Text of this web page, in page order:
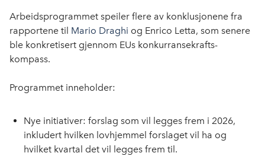
Arbeidsprogrammet speiler flere av konklusjonene fra
rapportene til Mario Draghi og Enrico Letta, som senere
ble konkretisert gjennom EUs konkurransekrafts-
kompass.
Programmet inneholder:
Nye initiativer: forslag som vil legges frem i 2026,
inkludert hvilken lovhjemmel forslaget vil ha og
hvilket kvartal det vil legges frem til.